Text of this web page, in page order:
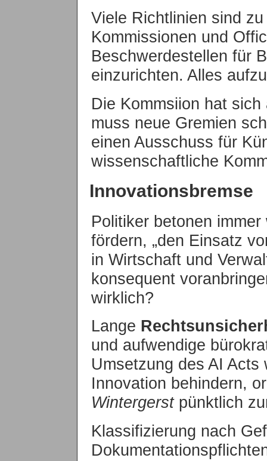
Viele Richtlinien sind
Kommissionen und
Beschwerdestellen für
einzurichten. Alles
Die Kommsiion hat
muss neue Gremien
einen Ausschuss für
wissenschaftliche
Innovationsbremse
Politiker betonen
fördern, „den Einsatz
in Wirtschaft und
konsequent
wirklich?
Lange
und aufwendige
Umsetzung des AI
Innovation behindern,
Wintergerstpünktlich
Klassifizierung nach